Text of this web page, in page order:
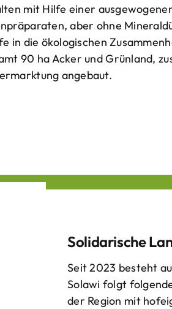
mit Hilfe einer
aber ohne
in die ökologischen
90 ha Acker und Grünland,
angebaut.
Solidarische
Seit 2023 besteht
Solawi folgt
der Region mit